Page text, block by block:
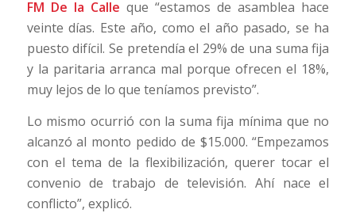
FM De la Calle que “estamos de asamblea hace
veinte días. Este año, como el año pasado, se ha
puesto difícil. Se pretendía el 29% de una suma fija
y la paritaria arranca mal porque ofrecen el 18%,
muy lejos de lo que teníamos previsto”.
Lo mismo ocurrió con la suma fija mínima que no
alcanzó al monto pedido de $15.000. “Empezamos
con el tema de la flexibilización, querer tocar el
convenio de trabajo de televisión. Ahí nace el
conflicto”, explicó.